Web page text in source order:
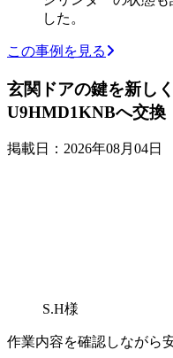
した。
この事例を見る
玄関ドアの鍵を新し
U9HMD1KNBへ交換
掲載日：2026年08月04日
S.H様
作業内容を確認しながら